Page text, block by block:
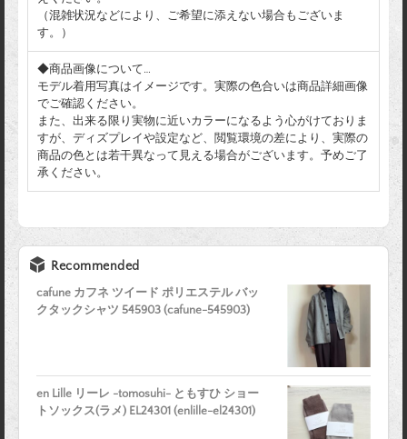
（混雑状況などにより、ご希望に添えない場合もございま
す。）
◆商品画像について…
モデル着用写真はイメージです。実際の色合いは商品詳細画像
でご確認ください。
また、出来る限り実物に近いカラーになるよう心がけておりま
すが、ディズプレイや設定など、閲覧環境の差により、実際の
商品の色とは若干異なって見える場合がございます。予めご了
承ください。
Recommended
cafune カフネ ツイード ポリエステル バッ
クタックシャツ 545903 (cafune-545903)
en Lille リーレ -tomosuhi- ともすひ ショー
トソックス(ラメ) EL24301 (enlille-el24301)